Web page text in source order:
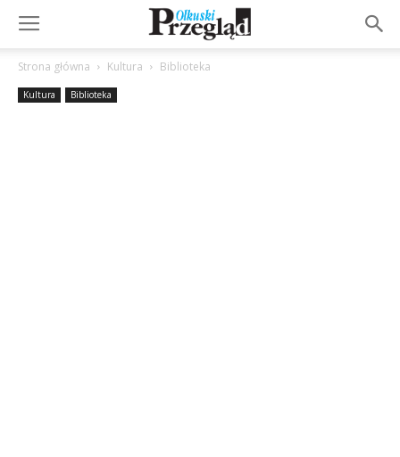
Strona główna Kultura Biblioteka
Kultura Biblioteka